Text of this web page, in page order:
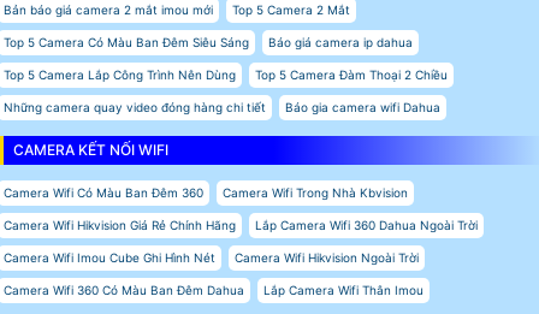
Bản báo giá camera 2 mắt imou mới Top 5 Camera 2 Mắt
Top 5 Camera Có Màu Ban Đêm Siêu Sáng Báo giá camera ip dahua
Top 5 Camera Lắp Công Trình Nên Dùng Top 5 Camera Đàm Thoại 2 Chiều
Những camera quay video đóng hàng chi tiết Báo gia camera wifi Dahua
CAMERA KẾT NỐI WIFI
Camera Wifi Có Màu Ban Đêm 360 Camera Wifi Trong Nhà Kbvision
Camera Wifi Hikvision Giá Rẻ Chính Hãng Lắp Camera Wifi 360 Dahua Ngoài Trời
Camera Wifi Imou Cube Ghi Hình Nét Camera Wifi Hikvision Ngoài Trời
Camera Wifi 360 Có Màu Ban Đêm Dahua Lắp Camera Wifi Thân Imou